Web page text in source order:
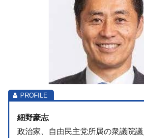
細野豪志
政治家、自由民主党所属の衆議院議